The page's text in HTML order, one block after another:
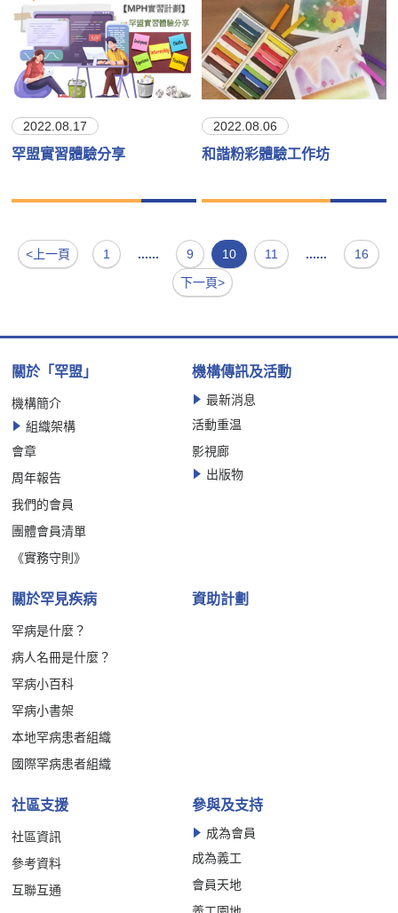
2022.08.17
罕盟實習體驗分享
2022.08.06
和諧粉彩體驗工作坊
<上一頁 1 ...... 9 10 11 ......
16
下一頁>
關於「罕盟」
機構簡介
組織架構
會章
周年報告
我們的會員
團體會員清單
《實務守則》
機構傳訊及活動
最新消息
活動重温
影視廊
出版物
關於罕見疾病
罕病是什麼？
病人名冊是什麼？
罕病小百科
罕病小書架
本地罕病患者組織
國際罕病患者組織
資助計劃
社區支援
社區資訊
參考資料
互聯互通
參與及支持
成為會員
成為義工
會員天地